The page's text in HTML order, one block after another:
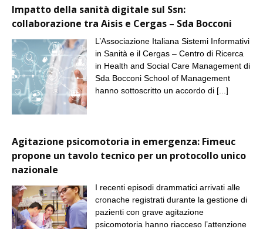
Impatto della sanità digitale sul Ssn:
collaborazione tra Aisis e Cergas – Sda Bocconi
L’Associazione Italiana Sistemi Informativi
in Sanità e il Cergas – Centro di Ricerca
in Health and Social Care Management di
Sda Bocconi School of Management
hanno sottoscritto un accordo di [...]
Agitazione psicomotoria in emergenza: Fimeuc
propone un tavolo tecnico per un protocollo unico
nazionale
I recenti episodi drammatici arrivati alle
cronache registrati durante la gestione di
pazienti con grave agitazione
psicomotoria hanno riacceso l’attenzione